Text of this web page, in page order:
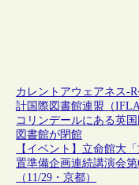
カレントアウェアネス-R
計国際図書館連盟（IFLA
コリンデールにある英
図書館が閉館
【イベント】立命館大
置準備企画連続講演会第
（11/29・京都）